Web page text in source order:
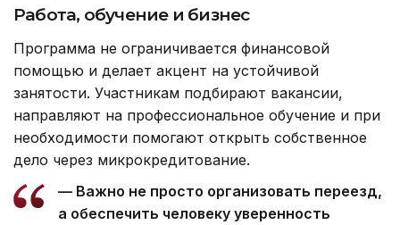
Работа, обучение и бизнес
Программа не ограничивается финансовой
помощью и делает акцент на устойчивой
занятости. Участникам подбирают вакансии,
направляют на профессиональное обучение и при
необходимости помогают открыть собственное
дело через микрокредитование.
— Важно не просто организовать переезд,
а обеспечить человеку уверенность